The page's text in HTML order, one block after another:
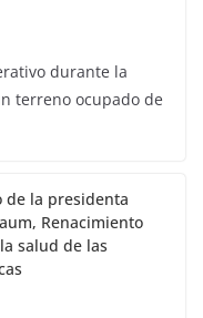
durante la
terreno ocupado de
de la presidenta
Renacimiento
salud de las